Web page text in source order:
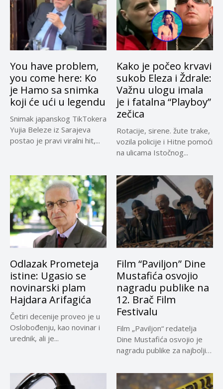
You have problem,
you come here: Ko
je Hamo sa snimka
koji će ući u legendu
Snimak japanskog TikTokera
Yujia Beleze iz Sarajeva
postao je pravi viralni hit,...
Kako je počeo krvavi
sukob Eleza i Ždrale:
Važnu ulogu imala
je i fatalna “Playboy”
zečica
Rotacije, sirene. žute trake,
vozila policije i Hitne pomoći
na ulicama Istočnog...
Odlazak Prometeja
istine: Ugasio se
novinarski plam
Hajdara Arifagića
Četiri decenije proveo je u
Oslobođenju, kao novinar i
urednik, ali je...
Film “Paviljon” Dine
Mustafića osvojio
nagradu publike na
12. Brač Film
Festivalu
Film „Paviljon“ redatelja
Dine Mustafića osvojio je
nagradu publike za najbolji